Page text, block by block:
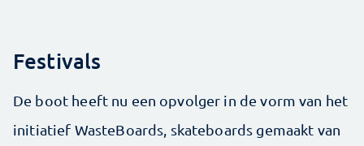
Festivals
De boot heeft nu een opvolger in de vorm van het
initiatief WasteBoards, skateboards gemaakt van